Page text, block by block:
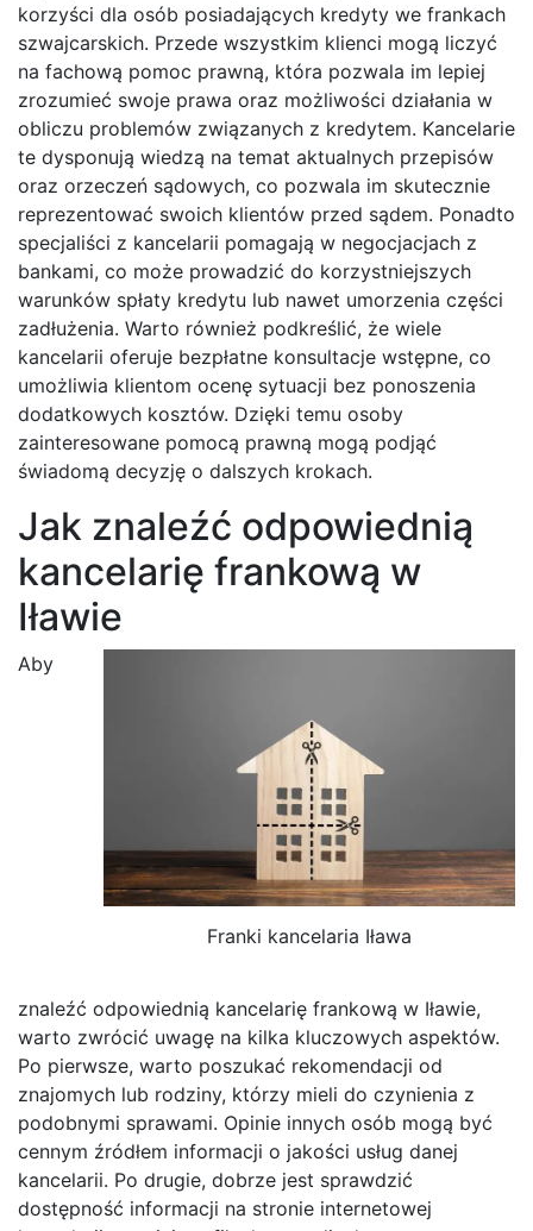
korzyści dla osób posiadających kredyty we frankach
szwajcarskich. Przede wszystkim klienci mogą liczyć
na fachową pomoc prawną, która pozwala im lepiej
zrozumieć swoje prawa oraz możliwości działania w
obliczu problemów związanych z kredytem. Kancelarie
te dysponują wiedzą na temat aktualnych przepisów
oraz orzeczeń sądowych, co pozwala im skutecznie
reprezentować swoich klientów przed sądem. Ponadto
specjaliści z kancelarii pomagają w negocjacjach z
bankami, co może prowadzić do korzystniejszych
warunków spłaty kredytu lub nawet umorzenia części
zadłużenia. Warto również podkreślić, że wiele
kancelarii oferuje bezpłatne konsultacje wstępne, co
umożliwia klientom ocenę sytuacji bez ponoszenia
dodatkowych kosztów. Dzięki temu osoby
zainteresowane pomocą prawną mogą podjąć
świadomą decyzję o dalszych krokach.
Jak znaleźć odpowiednią
kancelarię frankową w
Iławie
Franki kancelaria Iława
Aby
znaleźć odpowiednią kancelarię frankową w Iławie,
warto zwrócić uwagę na kilka kluczowych aspektów.
Po pierwsze, warto poszukać rekomendacji od
znajomych lub rodziny, którzy mieli do czynienia z
podobnymi sprawami. Opinie innych osób mogą być
cennym źródłem informacji o jakości usług danej
kancelarii. Po drugie, dobrze jest sprawdzić
dostępność informacji na stronie internetowej